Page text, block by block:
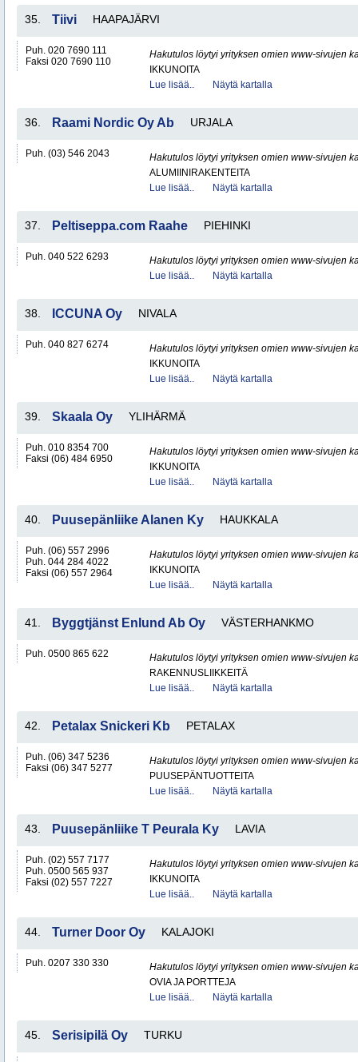
35. Tiivi HAAPAJÄRVI
Puh. 020 7690 111
Faksi 020 7690 110
Hakutulos löytyi yrityksen omien www-sivujen
IKKUNOITA
Lue lisää..
Näytä kartalla
36. Raami Nordic Oy Ab URJALA
Puh. (03) 546 2043
Hakutulos löytyi yrityksen omien www-sivujen
ALUMIINIRAKENTEITA
Lue lisää..
Näytä kartalla
37. Peltiseppa.com Raahe PIEHINKI
Puh. 040 522 6293
Hakutulos löytyi yrityksen omien www-sivujen
Lue lisää..
Näytä kartalla
38. ICCUNA Oy NIVALA
Puh. 040 827 6274
Hakutulos löytyi yrityksen omien www-sivujen
IKKUNOITA
Lue lisää..
Näytä kartalla
39. Skaala Oy YLIHÄRMÄ
Puh. 010 8354 700
Faksi (06) 484 6950
Hakutulos löytyi yrityksen omien www-sivujen
IKKUNOITA
Lue lisää..
Näytä kartalla
40. Puusepänliike Alanen Ky HAUKKALA
Puh. (06) 557 2996
Puh. 044 284 4022
Faksi (06) 557 2964
Hakutulos löytyi yrityksen omien www-sivujen
IKKUNOITA
Lue lisää..
Näytä kartalla
41. Byggtjänst Enlund Ab Oy VÄSTERHANKMO
Puh. 0500 865 622
Hakutulos löytyi yrityksen omien www-sivujen
RAKENNUSLIIKKEITÄ
Lue lisää..
Näytä kartalla
42. Petalax Snickeri Kb PETALAX
Puh. (06) 347 5236
Faksi (06) 347 5277
Hakutulos löytyi yrityksen omien www-sivujen
PUUSEPÄNTUOTTEITA
Lue lisää..
Näytä kartalla
43. Puusepänliike T Peurala Ky LAVIA
Puh. (02) 557 7177
Puh. 0500 565 937
Faksi (02) 557 7227
Hakutulos löytyi yrityksen omien www-sivujen
IKKUNOITA
Lue lisää..
Näytä kartalla
44. Turner Door Oy KALAJOKI
Puh. 0207 330 330
Hakutulos löytyi yrityksen omien www-sivujen
OVIA JA PORTTEJA
Lue lisää..
Näytä kartalla
45. Serisipilä Oy TURKU